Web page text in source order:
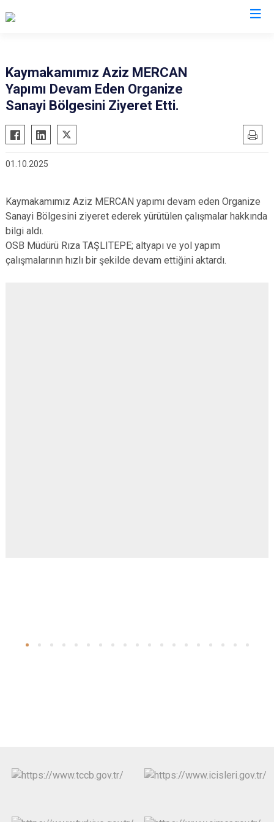
Enez
İpsala
Süloğlu
Uzunköprü
Kaymakamımız Aziz MERCAN
Yapımı Devam Eden Organize
Sanayi Bölgesini Ziyeret Etti.
01.10.2025
Kaymakamımız Aziz MERCAN yapımı devam eden Organize
Sanayi Bölgesini ziyeret ederek yürütülen çalışmalar hakkında
bilgi aldı.
OSB Müdürü Rıza TAŞLITEPE; altyapı ve yol yapım
çalışmalarının hızlı bir şekilde devam ettiğini aktardı.